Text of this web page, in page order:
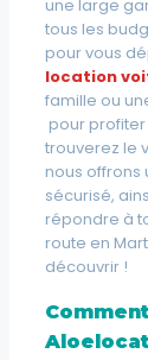
une large
tous les
pour vous
location
famille ou
pour
trouverez le
nous offrons
sécurisé,
répondre à
route en
découvrir !